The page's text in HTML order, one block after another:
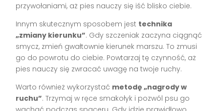
przywołaniami, aż pies nauczy się iść blisko ciebie.
Innym skutecznym sposobem jest technika
„zmiany kierunku”. Gdy szczeniak zaczyna ciągnąć
smycz, zmień gwałtownie kierunek marszu. To zmusi
go do powrotu do ciebie. Powtarzaj tę czynność, aż
pies nauczy się zwracać uwagę na twoje ruchy.
Warto również wykorzystać metodę „nagrody w
ruchu”. Trzymaj w ręce smakołyk i pozwól psu go